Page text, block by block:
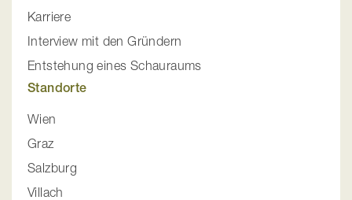
Karriere
Interview mit den Gründern
Entstehung eines Schauraums
Standorte
Wien
Graz
Salzburg
Villach